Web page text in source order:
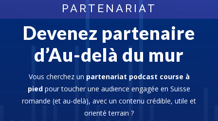
PARTENARIAT
Devenez partenaire
d’Au-delà du mur
Vous cherchez un partenariat podcast course à
pied pour toucher une audience engagée en Suisse
romande (et au-delà), avec un contenu crédible, utile et
orienté terrain ?